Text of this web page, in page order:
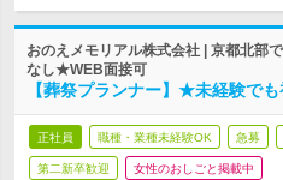
おのえメモリアル株式会社 | 京都北部
なし★WEB面接可
【葬祭プランナー】★未経験で
正社員 職種・業種未経験OK 急募
第二新卒歓迎 女性のおしごと掲載中